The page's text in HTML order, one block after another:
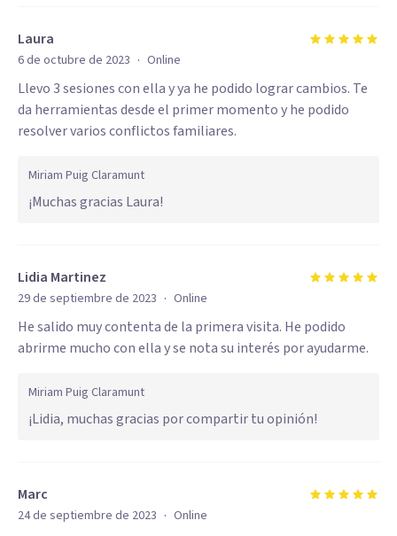
Laura
6 de octubre de 2023 · Online
Llevo 3 sesiones con ella y ya he podido lograr cambios. Te
da herramientas desde el primer momento y he podido
resolver varios conflictos familiares.
Miriam Puig Claramunt
¡Muchas gracias Laura!
Lidia Martinez
29 de septiembre de 2023 · Online
He salido muy contenta de la primera visita. He podido
abrirme mucho con ella y se nota su interés por ayudarme.
Miriam Puig Claramunt
¡Lidia, muchas gracias por compartir tu opinión!
Marc
24 de septiembre de 2023 · Online